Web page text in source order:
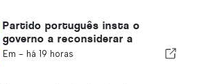
Partido português insta o
governo a reconsiderar a
candidatura de Marrocos à
Em - há 19 horas